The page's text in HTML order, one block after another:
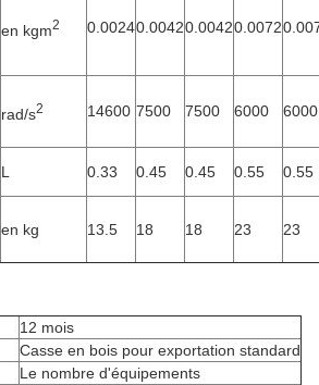
en kgm2 0.00240.00420.00420.0072
rad/s2 14600 7500 7500 6000 6000
L 0.33 0.45 0.45 0.55 0.55
en kg 13.5 18 18 23 23
12 mois
Casse en bois pour exportation standard
Le nombre d'équipements